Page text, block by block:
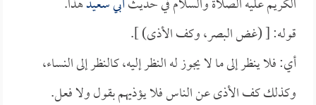
قوله: [ (غض البصر، وكف الأذى) ].
أي: فلا ينظر إلى ما لا يجوز له النظر إليه، كالنظر إلى النساء،
وكذلك كف الأذى عن الناس فلا يؤذيهم بقول ولا فعل.